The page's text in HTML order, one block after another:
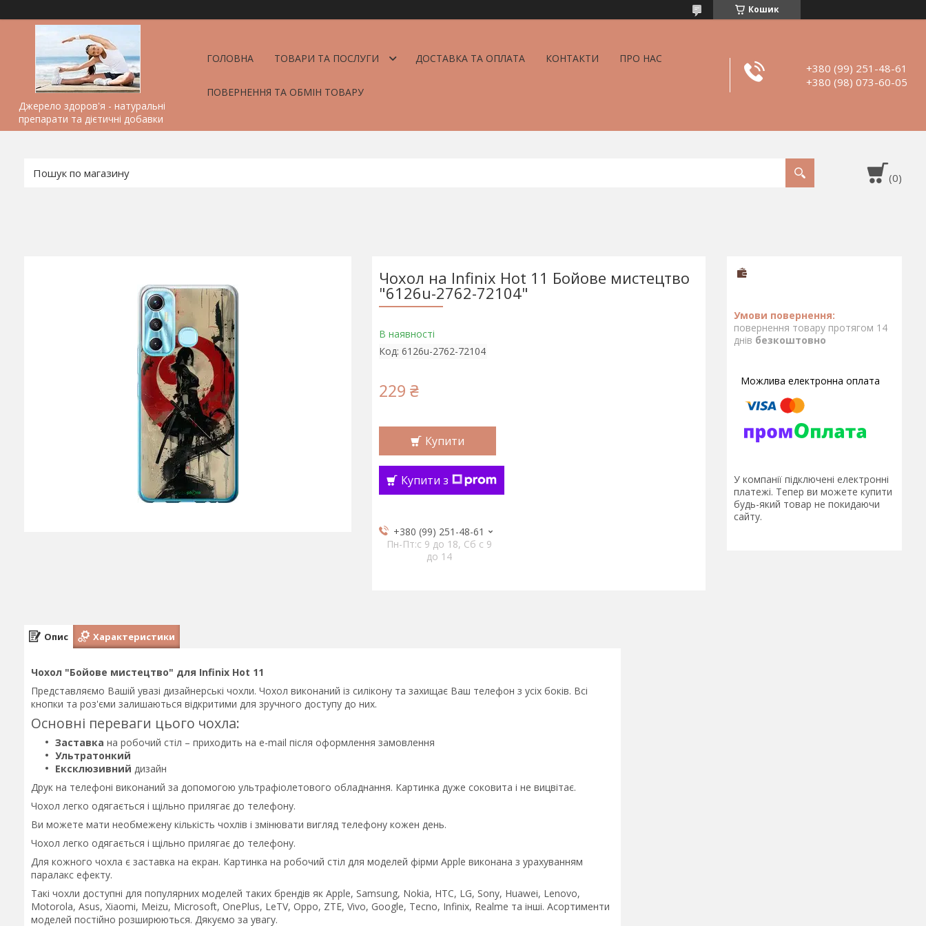
Кошик
Джерело здоров'я - натуральні
препарати та дієтичні добавки
ГОЛОВНА ТОВАРИ ТА ПОСЛУГИ ДОСТАВКА ТА ОПЛАТА КОНТАКТИ ПРО НАС
ПОВЕРНЕННЯ ТА ОБМІН ТОВАРУ
+380 (99) 251-48-61
+380 (98) 073-60-05
Чохол на Infinix Hot 11 Бойове мистецтво
"6126u-2762-72104"
В наявності
Код: 6126u-2762-72104
229 ₴
Купити
Купити з
+380 (99) 251-48-61
Пн-Пт:c 9 до 18, Сб с 9
до 14
повернення товару протягом 14
днів безкоштовно
У компанії підключені електронні
платежі. Тепер ви можете купити
будь-який товар не покидаючи
сайту.
Опис Характеристики
Чохол "Бойове мистецтво" для Infinix Hot 11
Представляємо Вашій увазі дизайнерські чохли. Чохол виконаний із силікону та захищає Ваш телефон з усіх боків. Всі
кнопки та роз'єми залишаються відкритими для зручного доступу до них.
Основні переваги цього чохла:
Заставка на робочий стіл – приходить на e-mail після оформлення замовлення
Ультратонкий
Ексклюзивний дизайн
Друк на телефоні виконаний за допомогою ультрафіолетового обладнання. Картинка дуже соковита і не вицвітає.
Чохол легко одягається і щільно прилягає до телефону.
Ви можете мати необмежену кількість чохлів і змінювати вигляд телефону кожен день.
Чохол легко одягається і щільно прилягає до телефону.
Для кожного чохла є заставка на екран. Картинка на робочий стіл для моделей фірми Apple виконана з урахуванням
паралакс ефекту.
Такі чохли доступні для популярних моделей таких брендів як Apple, Samsung, Nokia, HTC, LG, Sony, Huawei, Lenovo,
Motorola, Asus, Xiaomi, Meizu, Microsoft, OnePlus, LeTV, Oppo, ZTE, Vivo, Google, Tecno, Infinix, Realme та інші. Асортименти
моделей постійно розширюються. Дякуємо за увагу.